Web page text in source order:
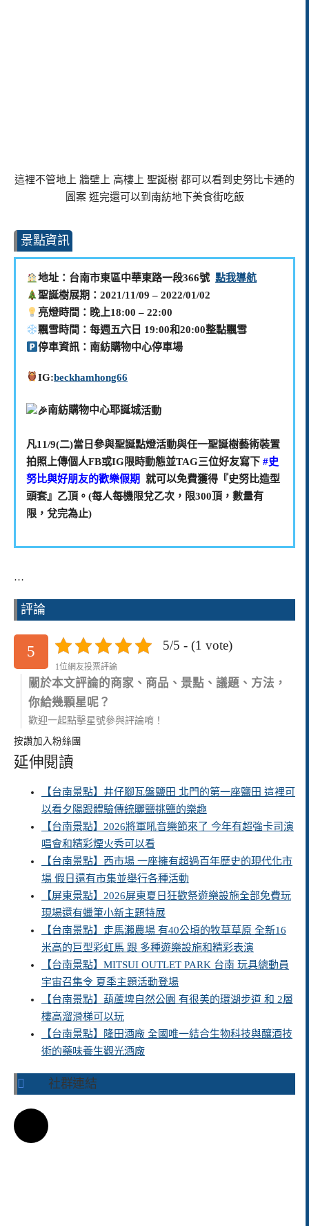
這裡不管地上 牆壁上 高樓上 聖誕樹 都可以看到史努比卡通的
圖案 逛完還可以到南紡地下美食街吃飯
景點資訊
地址：台南市東區中華東路一段366號點我導航
聖誕樹展期：2021/11/09 – 2022/01/02
亮燈時間：晚上18:00 – 22:00
飄雪時間：每週五六日 19:00和20:00整點飄雪
停車資訊：南紡購物中心停車場
IG:beckhamhong66
南紡購物中心耶誕城活動
凡11/9(二)當日參與聖誕點燈活動與任一聖誕樹藝術裝置
拍照上傳個人FB或IG限時動態並TAG三位好友寫下 #史
努比與好朋友的歡樂假期
就可以免費獲得『史努比造型
頭套』乙頂。(每人每機限兌乙次，限300頂，數量有
限，兌完為止)
…
評論
5 5/5 - (1 vote)
1位網友投票評論
關於本文評論的商家、商品、景點、議題、方法，
你給幾顆星呢？
歡迎一起點擊星號參與評論唷！
按讚加入粉絲團
延伸閱讀
【台南景點】井仔腳瓦盤鹽田 北門的第一座鹽田 這裡可
以看夕陽跟體驗傳統曬鹽挑鹽的樂趣
【台南景點】2026將軍吼音樂節來了 今年有超強卡司演
唱會和精彩煙火秀可以看
【台南景點】西市場 一座擁有超過百年歷史的現代化市
場 假日還有市集並舉行各種活動
【屏東景點】2026屏東夏日狂歡祭遊樂設施全部免費玩
現場還有蠟筆小新主題特展
【台南景點】走馬瀨農場 有40公頃的牧草草原 全新16
米高的巨型彩虹馬 跟 多種遊樂設施和精彩表演
【台南景點】MITSUI OUTLET PARK 台南 玩具總動員
宇宙召集令 夏季主題活動登場
【台南景點】葫蘆埤自然公園 有很美的環湖步道 和 2層
樓高溜滑梯可以玩
【台南景點】隆田酒廠 全國唯一結合生物科技與釀酒技
術的藥味養生觀光酒廠
社群連結